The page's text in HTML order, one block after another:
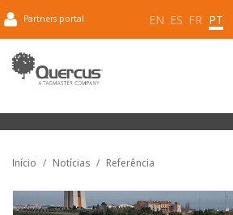
Partners portal EN ES FR PT
Início Notícias Referência